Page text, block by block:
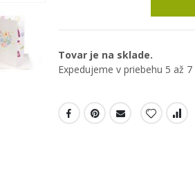
Tovar je na sklade.
Expedujeme v priebehu 5 až